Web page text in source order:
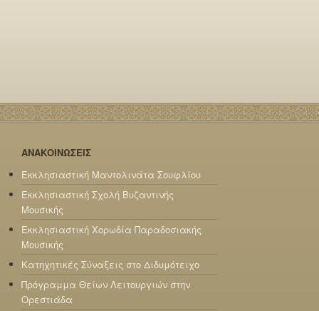
ΑΝΑΚΟΙΝΩΣΕΙΣ
Εκκλησιαστική Μαντολινάτα Σουφλίου
Εκκλησιαστική Σχολή Βυζαντινής
Μουσικής
Εκκλησιαστική Χορωδία Παραδοσιακής
Μουσικής
Κατηχητικές Σύναξεις στο Διδυμότειχο
Πρόγραμμα Θείων Λειτουργιών στην
Ορεστιάδα